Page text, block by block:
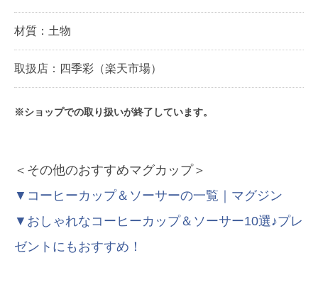
材質：土物
取扱店：四季彩（楽天市場）
※ショップでの取り扱いが終了しています。
＜その他のおすすめマグカップ＞
▼コーヒーカップ＆ソーサーの一覧｜マグジン
▼おしゃれなコーヒーカップ＆ソーサー10選♪プレ
ゼントにもおすすめ！